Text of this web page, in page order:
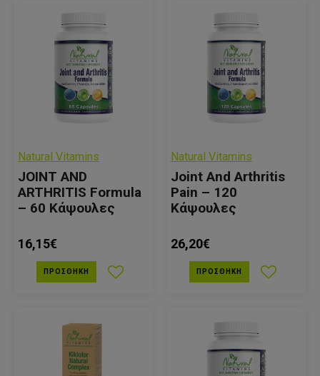
Natural Vitamins
JOINT AND
ARTHRITIS Formula
– 60 Κάψουλες
16,15€
ΠΡΟΣΘΉΚΗ
Natural Vitamins
Joint And Arthritis
Pain – 120
Κάψουλες
26,20€
ΠΡΟΣΘΉΚΗ